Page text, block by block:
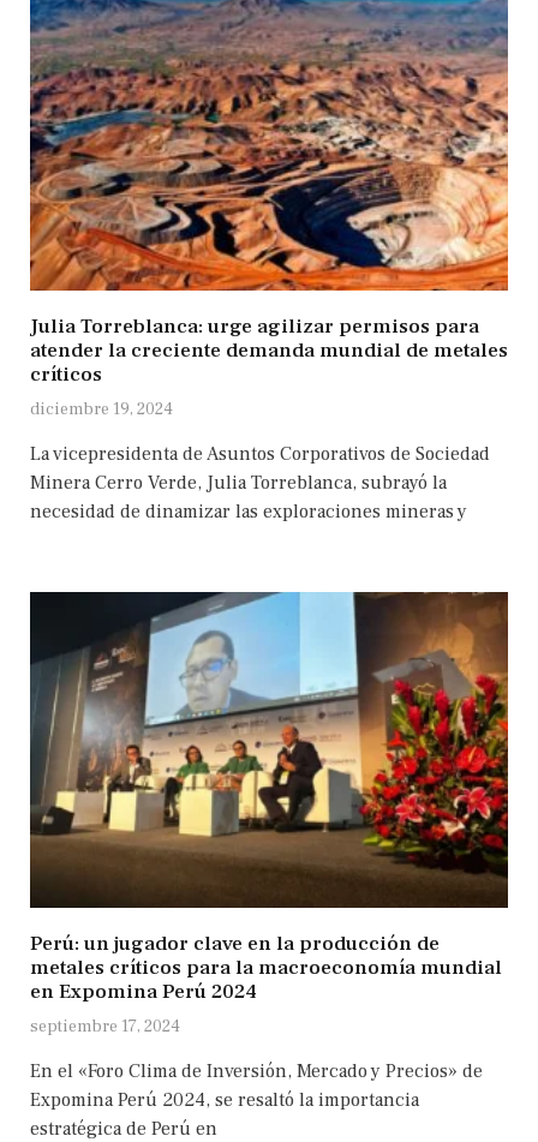
Julia Torreblanca: urge agilizar permisos para
atender la creciente demanda mundial de metales
críticos
diciembre 19, 2024
La vicepresidenta de Asuntos Corporativos de Sociedad
Minera Cerro Verde, Julia Torreblanca, subrayó la
necesidad de dinamizar las exploraciones mineras y
Perú: un jugador clave en la producción de
metales críticos para la macroeconomía mundial
en Expomina Perú 2024
septiembre 17, 2024
En el «Foro Clima de Inversión, Mercado y Precios» de
Expomina Perú 2024, se resaltó la importancia
estratégica de Perú en